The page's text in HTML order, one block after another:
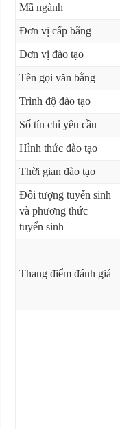
Mã ngành
Đơn vị cấp bằng
Đơn vị đào tạo
Tên gọi văn bằng
Trình độ đào tạo
Số tín chỉ yêu cầu
Hình thức đào tạo
Thời gian đào tạo
Đối tượng tuyển sinh
và phương thức
tuyển sinh
Thang điểm đánh giá